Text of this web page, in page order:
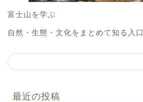
富士山を学ぶ
自然・生態・文化をまとめて知る入
最近の投稿